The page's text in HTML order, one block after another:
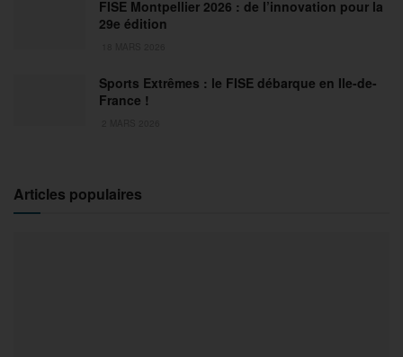
FISE Montpellier 2026 : de l’innovation pour la
29e édition
Sports Extrêmes : le FISE débarque en Ile-de-
France !
Articles populaires